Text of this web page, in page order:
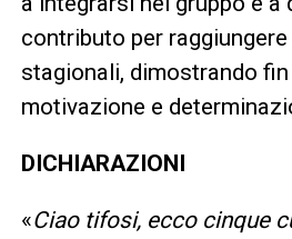
contributo per
stagionali, dimostrando
motivazione e
DICHIARAZIONI
«Ciao tifosi, ecco cinque